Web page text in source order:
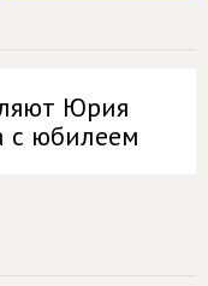
Юрия
с юбилеем